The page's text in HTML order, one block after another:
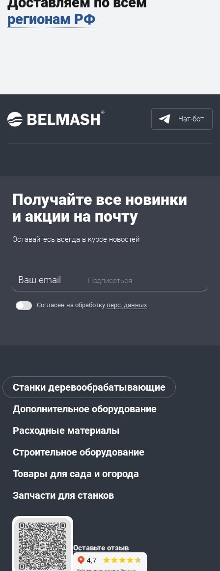
регионам РФ
Чат-бот
Станки деревообрабатывающие
Дополнительное оборудование
Расходные материалы
Строительное оборудование
Товары для сада и огорода
Запчасти для станков
Оставьте отзыв
Получайте все новинки
и акции на почту
Оставайтесь всегда в курсе новостей
Подписаться
Согласен на обработку перс. данных